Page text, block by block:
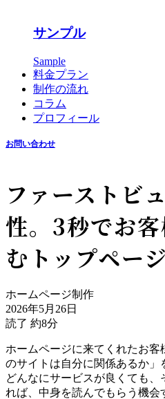
サンプル
Sample
料金プラン
制作の流れ
コラム
プロフィール
お問い合わせ
ファーストビ
性。3秒でお
むトップペー
ホームページ制作
2026年5月26日
読了 約8分
ホームページに来てくれたお客
のサイトは自分に関係あるか」
どんなにサービスが良くても
れば、中身を読んでもらう機会